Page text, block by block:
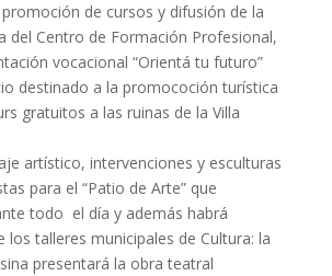
de cursos y difusión de la
del Centro de Formación Profesional,
vocacional “Orientá tu futuro”
destinado a la promococión turística
gratuitos a las ruinas de la Villa
artístico, intervenciones y esculturas
para el “Patio de Arte” que
todo el día y además habrá
los talleres municipales de Cultura: la
presentará la obra teatral